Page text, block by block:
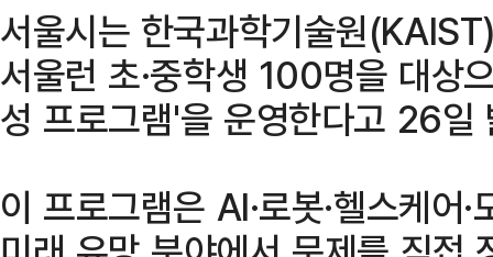
서울시는 한국과학기술원
서울런 초·중학생 100명을 대상
성 프로그램'을 운영한다고 26일
이 프로그램은 AI·로봇·헬스케어